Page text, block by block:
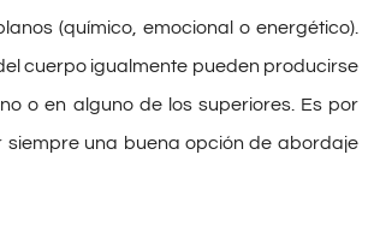
(químico, emocional o energético).
cuerpo igualmente pueden producirse
o en alguno de los superiores. Es por
una buena opción de abordaje